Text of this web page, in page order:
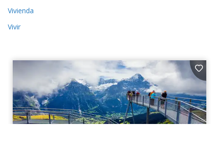
Vivienda
Vivir